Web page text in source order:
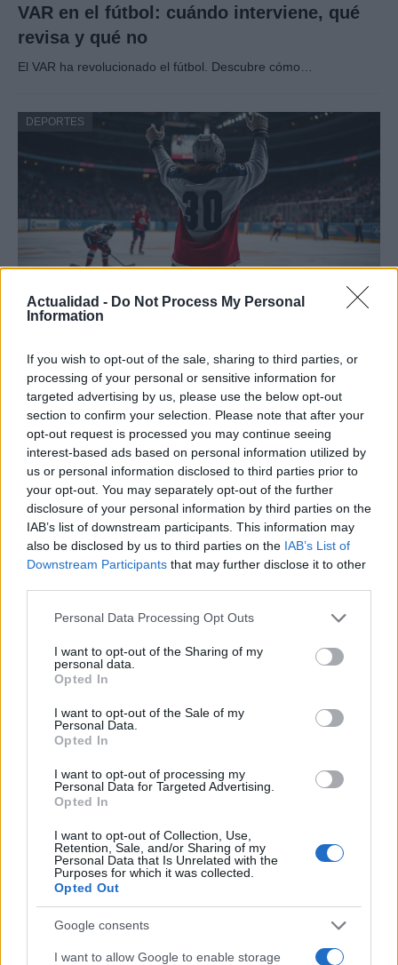
Actualidad - Do Not Process My Personal
Information
If you wish to opt-out of the sale, sharing to third parties, or
processing of your personal or sensitive information for
targeted advertising by us, please use the below opt-out
section to confirm your selection. Please note that after your
opt-out request is processed you may continue seeing
interest-based ads based on personal information utilized by
us or personal information disclosed to third parties prior to
your opt-out. You may separately opt-out of the further
disclosure of your personal information by third parties on the
IAB’s list of downstream participants. This information may
also be disclosed by us to third parties on the IAB’s List of
Downstream Participants that may further disclose it to other
Please note that this website/app uses one or more Google
not limited to your visit or usage behaviour. You may click to
grant or deny consent to Google and its third-party tags to
use your data for below specified purposes in below Google
consent section.
Personal Data Processing Opt Outs
I want to opt-out of the Sharing of my
personal data.
Opted In
I want to opt-out of the Sale of my
Personal Data.
Opted In
I want to opt-out of processing my
Personal Data for Targeted Advertising.
Opted In
I want to opt-out of Collection, Use,
Retention, Sale, and/or Sharing of my
Personal Data that Is Unrelated with the
Purposes for which it was collected.
Opted Out
Google consents
I want to allow Google to enable storage
VAR en el fútbol: cuándo interviene, qué
revisa y qué no
El VAR ha revolucionado el fútbol. Descubre cómo…
DEPORTES
oro en Milan-Cortina 2026 ante Canadá
Estados Unidos ganó 2-1 a Canadá en Milan-Cortina…
DEPORTES
Programación deportiva gratuita: lo que
no te puedes perder en agosto de 2026
El verano de 2026 está repleto de eventos…
DEPORTES